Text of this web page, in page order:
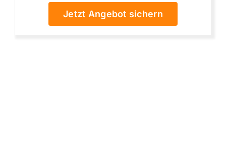
Jetzt Angebot sichern